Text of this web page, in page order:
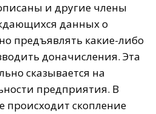
и другие члены
данных о
предъявлять какие-либо
доначисления. Эта
сказывается на
предприятия. В
происходит скопление